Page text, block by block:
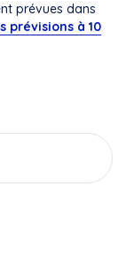
prévues dans
prévisions à 10